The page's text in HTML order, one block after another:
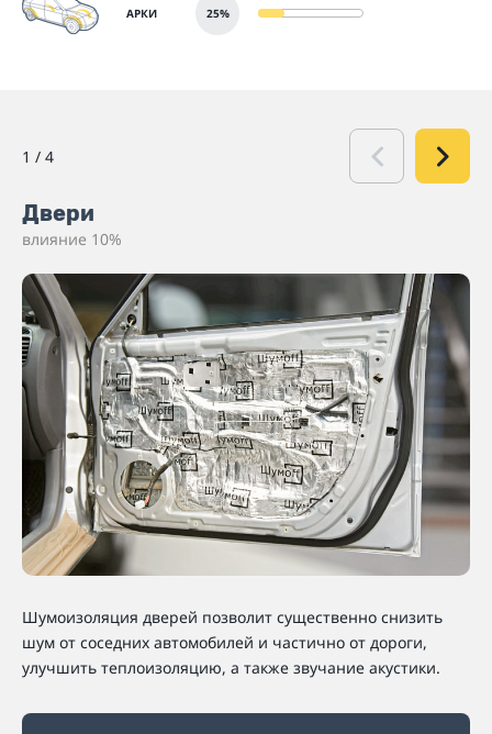
АРКИ 25%
1 / 4
Двери
влияние 10%
Шумоизоляция дверей позволит существенно снизить
шум от соседних автомобилей и частично от дороги,
улучшить теплоизоляцию, а также звучание акустики.